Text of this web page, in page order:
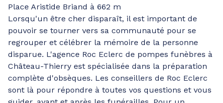
Place Aristide Briand à 662 m
Lorsqu'un être cher disparaît, il est important de
pouvoir se tourner vers sa communauté pour se
regrouper et célébrer la mémoire de la personne
disparue. L'agence Roc Eclerc de pompes funèbres à
Château-Thierry est spécialisée dans la préparation
complète d'obsèques. Les conseillers de Roc Eclerc
sont là pour répondre à toutes vos questions et vous